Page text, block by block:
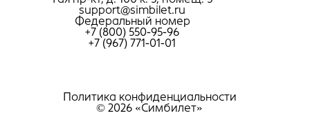
support@simbilet.ru
Федеральный номер
+7 (800) 550-95-96
+7 (967) 771-01-01
Политика конфиденциальности
© 2026 «Симбилет»